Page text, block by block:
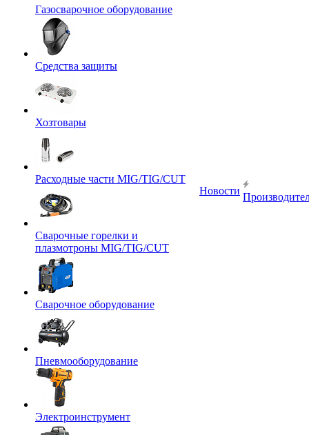
Газосварочное оборудование
Средства защиты
Хозтовары
Расходные части MIG/TIG/CUT
Сварочные горелки и
плазмотроны MIG/TIG/CUT
Сварочное оборудование
Пневмооборудование
Электроинструмент
Новости